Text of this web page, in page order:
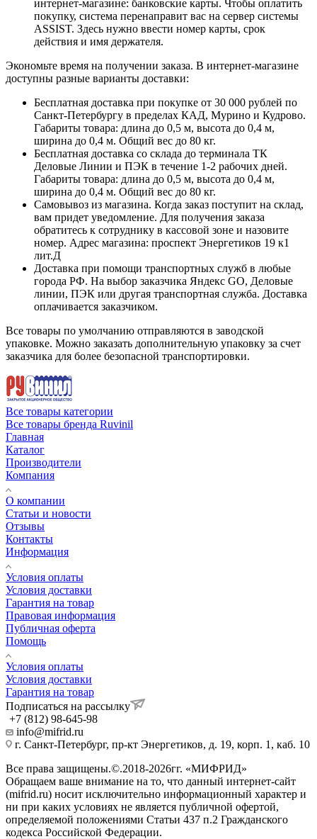
интернет-магазине: банковские карты. Чтобы оплатить
покупку, система перенаправит вас на сервер системы
ASSIST. Здесь нужно ввести номер карты, срок
действия и имя держателя.
Экономьте время на получении заказа. В интернет-магазине
доступны разные варианты доставки:
Бесплатная доставка при покупке от 30 000 рублей по
Санкт-Петербургу в пределах КАД, Мурино и Кудрово.
Габариты товара: длина до 0,5 м, высота до 0,4 м,
ширина до 0,4 м. Общий вес до 80 кг.
Бесплатная доставка со склада до терминала ТК
Деловые Линии и ПЭК в течение 1-2 рабочих дней.
Габариты товара: длина до 0,5 м, высота до 0,4 м,
ширина до 0,4 м. Общий вес до 80 кг.
Самовывоз из магазина. Когда заказ поступит на склад,
вам придет уведомление. Для получения заказа
обратитесь к сотруднику в кассовой зоне и назовите
номер. Адрес магазина: проспект Энергетиков 19 к1
лит.Д
Доставка при помощи транспортных служб в любые
города РФ. На выбор заказчика Яндекс GO, Деловые
линии, ПЭК или другая транспортная служба. Доставка
оплачивается заказчиком.
Все товары по умолчанию отправляются в заводской
упаковке. Можно заказать дополнительную упаковку за счет
заказчика для более безопасной транспортировки.
Все товары категории
Все товары бренда Ruvinil
Главная
Каталог
Производители
Компания
О компании
Статьи и новости
Отзывы
Контакты
Информация
Условия оплаты
Условия доставки
Гарантия на товар
Правовая информация
Публичная оферта
Помощь
Условия оплаты
Условия доставки
Гарантия на товар
Подписаться на рассылку
+7 (812) 98-645-98
info@mifrid.ru
г. Санкт-Петербург, пр-кт Энергетиков, д. 19, корп. 1, каб. 10
Все права защищены.©.2018-2026гг. «МИФРИД»
Обращаем ваше внимание на то, что данный интернет-сайт
(mifrid.ru) носит исключительно информационный характер и
ни при каких условиях не является публичной офертой,
определяемой положениями Статьи 437 п.2 Гражданского
кодекса Российской Федерации.